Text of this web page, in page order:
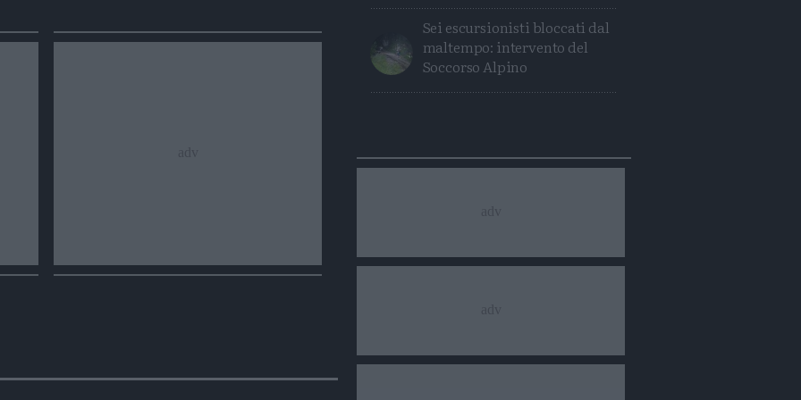
Sei escursionisti bloccati dal
maltempo: intervento del
Soccorso Alpino